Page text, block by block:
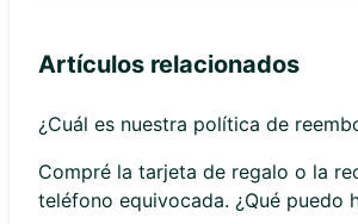
Artículos relacionados
¿Cuál es nuestra política de
Compré la tarjeta de regalo o la
teléfono equivocada. ¿Qué puedo